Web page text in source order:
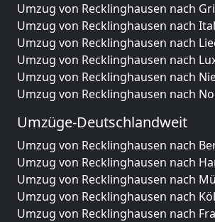
Umzug von Recklinghausen nach
Umzug von Recklinghausen nach
Umzug von Recklinghausen nach
Umzug von Recklinghausen nach
Umzug von Recklinghausen nach
Umzug von Recklinghausen nach
Umzüge-Deutschlandweit
Umzug von Recklinghausen nach
Umzug von Recklinghausen nach
Umzug von Recklinghausen nach
Umzug von Recklinghausen nach
Umzug von Recklinghausen nach